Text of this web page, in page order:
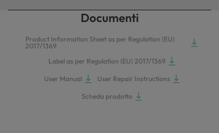
Documenti
Product Information Sheet as per Regulation (EU)
2017/1369
Label as per Regulation (EU) 2017/1369
User Manual
User Repair Instructions
Scheda prodotto